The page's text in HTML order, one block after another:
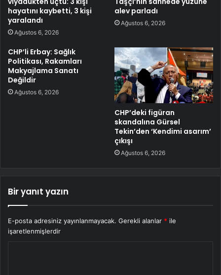
hayatını kaybetti, 3 kişi
yaralandı
Ağustos 6, 2026
alev parladı
Ağustos 6, 2026
CHP’li Erbay: Sağlık
Politikası, Rakamları
Makyajlama Sanatı
Değildir
Ağustos 6, 2026
CHP’deki figüran
skandalına Gürsel
Tekin’den ‘Kendimi asarım’
çıkışı
Ağustos 6, 2026
Bir yanıt yazın
E-posta adresiniz yayınlanmayacak. Gerekli alanlar * ile
işaretlenmişlerdir